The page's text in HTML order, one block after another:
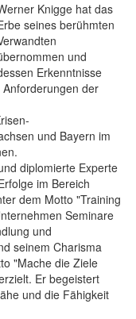
Knigge hat das
seines berühmten
und
Erkenntnisse
der
und Bayern im
diplomierte Experte
im Bereich
dem Motto "Training
Seminare
und
seinem Charisma
"Mache die Ziele
Er begeistert
und die Fähigkeit